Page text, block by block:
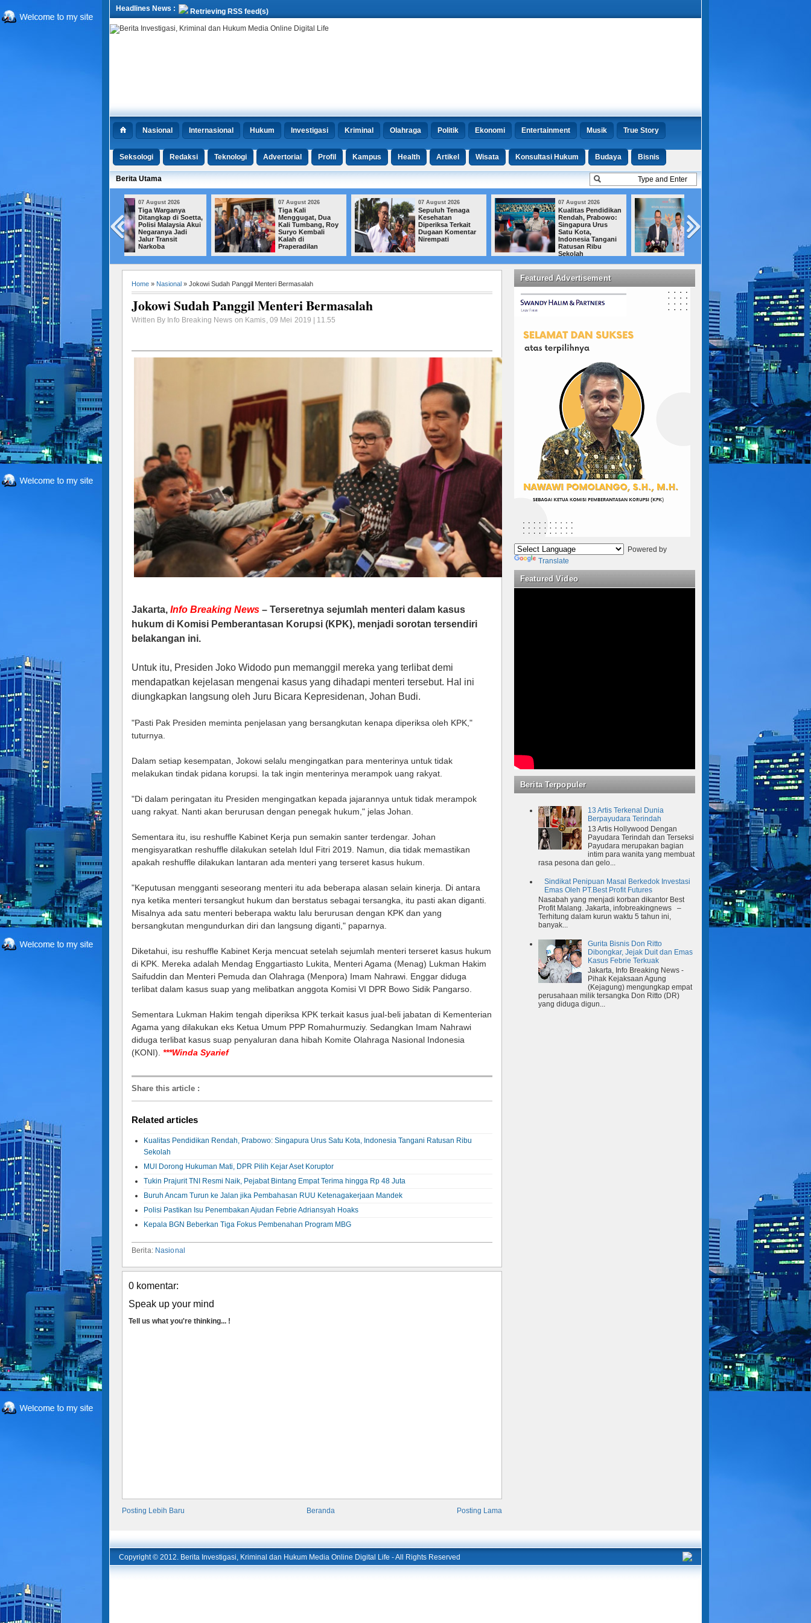
Headlines News : Retrieving RSS feed(s)
Nasional Internasional Hukum Investigasi Kriminal Olahraga Politik Ekonomi Entertainment Musik True Story
Seksologi Redaksi Teknologi Advertorial Profil Kampus Health Artikel Wisata Konsultasi Hukum Budaya Bisnis
Berita Utama
Tiga Warganya
Ditangkap di Soetta,
Polisi Malaysia Akui
Negaranya Jadi
Jalur Transit
Narkoba
07 August 2026
Tiga Kali
Menggugat, Dua
Kali Tumbang, Roy
Suryo Kembali
Kalah di
Praperadilan
07 August 2026
Sepuluh Tenaga
Kesehatan
Diperiksa Terkait
Dugaan Komentar
Nirempati
07 August 2026
Kualitas Pendidikan
Rendah, Prabowo:
Singapura Urus
Satu Kota,
Indonesia Tangani
Ratusan Ribu
Sekolah
07 August 2026
Satelit Lampung-1
Mengorbit, BRIN
Jamin Keamanan
Data Nasional
Home » Nasional » Jokowi Sudah Panggil Menteri Bermasalah
Jokowi Sudah Panggil Menteri Bermasalah
Written By Info Breaking News on Kamis, 09 Mei 2019 | 11.55
Jakarta, Info Breaking News – Terseretnya sejumlah menteri dalam kasus
hukum di Komisi Pemberantasan Korupsi (KPK), menjadi sorotan tersendiri
belakangan ini.
Untuk itu, Presiden Joko Widodo pun memanggil mereka yang terlibat demi
mendapatkan kejelasan mengenai kasus yang dihadapi menteri tersebut. Hal ini
diungkapkan langsung oleh Juru Bicara Kepresidenan, Johan Budi.
"Pasti Pak Presiden meminta penjelasan yang bersangkutan kenapa diperiksa oleh KPK,"
tuturnya.
Dalam setiap kesempatan, Jokowi selalu mengingatkan para menterinya untuk tidak
melakukan tindak pidana korupsi. Ia tak ingin menterinya merampok uang rakyat.
"Di dalam peringatan itu Presiden mengingatkan kepada jajarannya untuk tidak merampok
uang rakyat. Nanti akan berurusan dengan penegak hukum," jelas Johan.
Sementara itu, isu reshuffle Kabinet Kerja pun semakin santer terdengar. Johan
mengisyaratkan reshuffle dilakukan setelah Idul Fitri 2019. Namun, dia tidak memastikan
apakah reshuffle dilakukan lantaran ada menteri yang terseret kasus hukum.
"Keputusan mengganti seseorang menteri itu ada beberapa alasan selain kinerja. Di antara
nya ketika menteri tersangkut hukum dan berstatus sebagai tersangka, itu pasti akan diganti.
Misalnya ada satu menteri beberapa waktu lalu berurusan dengan KPK dan yang
bersangkutan mengundurkan diri dan langsung diganti," paparnya.
Diketahui, isu reshuffle Kabinet Kerja mencuat setelah sejumlah menteri terseret kasus hukum
di KPK. Mereka adalah Mendag Enggartiasto Lukita, Menteri Agama (Menag) Lukman Hakim
Saifuddin dan Menteri Pemuda dan Olahraga (Menpora) Imam Nahrawi. Enggar diduga
terlibat dalam kasus suap yang melibatkan anggota Komisi VI DPR Bowo Sidik Pangarso.
Sementara Lukman Hakim tengah diperiksa KPK terkait kasus jual-beli jabatan di Kementerian
Agama yang dilakukan eks Ketua Umum PPP Romahurmuziy. Sedangkan Imam Nahrawi
diduga terlibat kasus suap penyaluran dana hibah Komite Olahraga Nasional Indonesia
(KONI). ***Winda Syarief
Share this article :
Related articles
Kualitas Pendidikan Rendah, Prabowo: Singapura Urus Satu Kota, Indonesia Tangani Ratusan Ribu
Sekolah
MUI Dorong Hukuman Mati, DPR Pilih Kejar Aset Koruptor
Tukin Prajurit TNI Resmi Naik, Pejabat Bintang Empat Terima hingga Rp 48 Juta
Buruh Ancam Turun ke Jalan jika Pembahasan RUU Ketenagakerjaan Mandek
Polisi Pastikan Isu Penembakan Ajudan Febrie Adriansyah Hoaks
Kepala BGN Beberkan Tiga Fokus Pembenahan Program MBG
Berita: Nasional
0 komentar:
Speak up your mind
Tell us what you're thinking... !
Posting Lebih Baru Posting Lama
Beranda
Featured Advertisement
Powered by
Translate
Featured Video
Berita Terpopuler
13 Artis Terkenal Dunia
Berpayudara Terindah
13 Artis Hollywood Dengan
Payudara Terindah dan Terseksi
Payudara merupakan bagian
intim para wanita yang membuat
rasa pesona dan gelo...
Sindikat Penipuan Masal Berkedok Investasi
Emas Oleh PT.Best Profit Futures
Nasabah yang menjadi korban dikantor Best
Profit Malang. Jakarta, infobreakingnews –
Terhitung dalam kurun waktu 5 tahun ini,
banyak...
Gurita Bisnis Don Ritto
Dibongkar, Jejak Duit dan Emas
Kasus Febrie Terkuak
Jakarta, Info Breaking News -
Pihak Kejaksaan Agung
(Kejagung) mengungkap empat
perusahaan milik tersangka Don Ritto (DR)
yang diduga digun...
Copyright © 2012. Berita Investigasi, Kriminal dan Hukum Media Online Digital Life - All Rights Reserved